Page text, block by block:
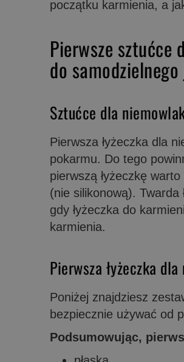
początku karmienia, a
Pierwsze
do
Sztućce dla
Pierwsza łyżeczka dla
pokarmu. Do tego
pierwszą łyżeczkę
(nie silikonową). Twarda
gdy łyżeczka do
karmienia.
Pierwsza łyżeczka
Poniżej znajdziesz
bezpiecznie używać od
Podsumowując,